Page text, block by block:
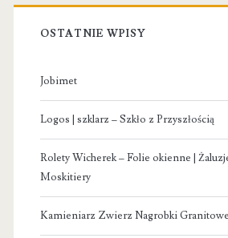
OSTATNIE WPISY
Jobimet
Logos | szklarz – Szkło z Przyszłością
Rolety Wicherek – Folie okienne | Żaluzje
Moskitiery
Kamieniarz Zwierz Nagrobki Granitowe